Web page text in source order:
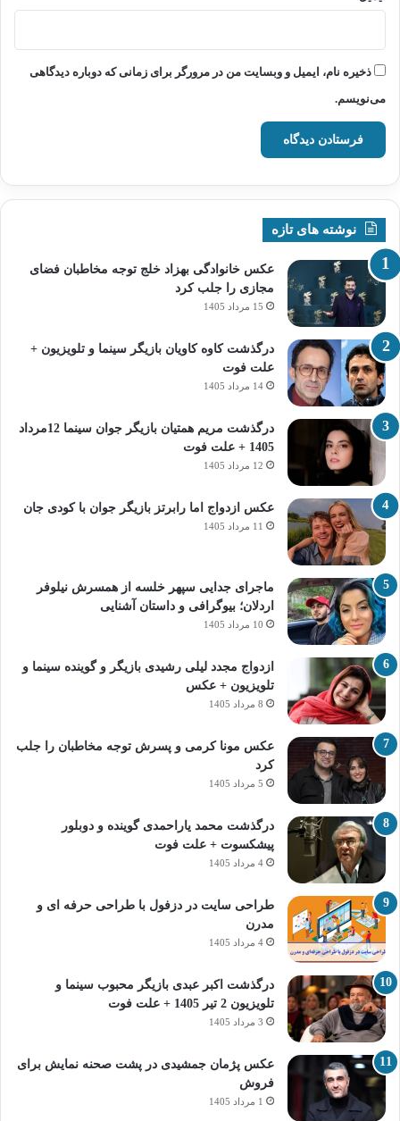
ذخیره نام، ایمیل و وبسایت من در مرورگر برای زمانی که دوباره دیدگاهی
می‌نویسم.
نوشته های تازه
عکس خانوادگی بهزاد خلج توجه مخاطبان فضای
مجازی را جلب کرد
15 مرداد 1405
درگذشت کاوه کاویان بازیگر سینما و تلویزیون +
علت فوت
14 مرداد 1405
درگذشت مریم همتیان بازیگر جوان سینما 12مرداد
1405 + علت فوت
12 مرداد 1405
عکس ازدواج اما رابرتز بازیگر جوان با کودی جان
11 مرداد 1405
ماجرای جدایی سپهر خلسه از همسرش نیلوفر
اردلان؛ بیوگرافی و داستان آشنایی
10 مرداد 1405
ازدواج مجدد لیلی رشیدی بازیگر و گوینده سینما و
تلویزیون + عکس
8 مرداد 1405
عکس مونا کرمی و پسرش توجه مخاطبان را جلب
کرد
5 مرداد 1405
درگذشت محمد یاراحمدی گوینده و دوبلور
پیشکسوت + علت فوت
4 مرداد 1405
طراحی سایت در دزفول با طراحی حرفه‌ ای و
مدرن
4 مرداد 1405
درگذشت اکبر عبدی بازیگر محبوب سینما و
تلویزیون 2 تیر 1405 + علت فوت
3 مرداد 1405
عکس پژمان جمشیدی در پشت صحنه نمایش برای
فروش
1 مرداد 1405